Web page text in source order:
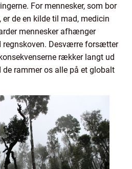
For mennesker, som bor
de en kilde til mad, medicin
mennesker afhænger
regnskoven. Desværre forsætter
rækker langt ud
rammer os alle på et globalt